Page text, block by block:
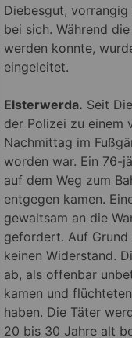
Diebesgut,
bei sich. Während
werden konnte,
eingeleitet.
Elsterwerda. Seit
der Polizei zu einem
Nachmittag im
worden war. Ein 76-
auf dem Weg zum
entgegen kamen.
gewaltsam an die
gefordert. Auf
keinen Widerstand.
ab, als offenbar
kamen und
haben. Die Täter
20 bis 30 Jahre alt